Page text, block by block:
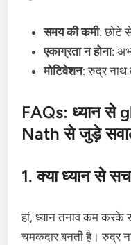
समय की कमी: छोटे
एकाग्रता न होना:
मोटिवेशन: रुद्र नाथ
FAQs: ध्यान से
Nath से जुड़े
1. क्या ध्यान से
हां, ध्यान तनाव कम करके
चमकदार बनती है। रुद्र